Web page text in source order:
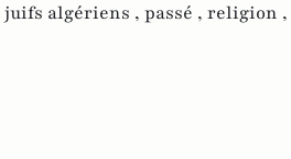
juifs algériens , passé , religion ,